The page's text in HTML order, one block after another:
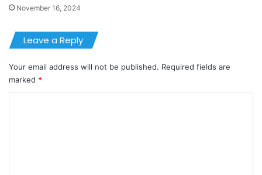
November 16, 2024
Leave a Reply
Your email address will not be published. Required fields are
marked *